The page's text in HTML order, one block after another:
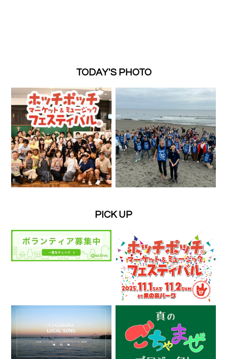
TODAY'S PHOTO
PICK UP